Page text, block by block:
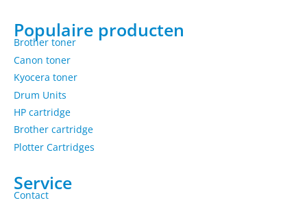
Populaire producten
Brother toner
Canon toner
Kyocera toner
Drum Units
HP cartridge
Brother cartridge
Plotter Cartridges
Service
Contact